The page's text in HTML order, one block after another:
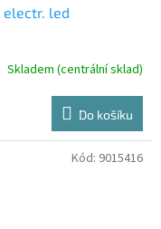
electr. led
Skladem (centrální sklad)
Do košíku
Kód: 9015416